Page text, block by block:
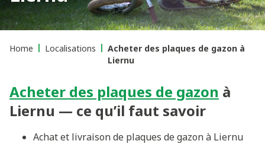
Home Localisations
Acheter des plaques de gazon à
Liernu
Acheter des plaques de gazon à
Liernu — ce qu’il faut savoir
Achat et livraison de plaques de gazon à Liernu